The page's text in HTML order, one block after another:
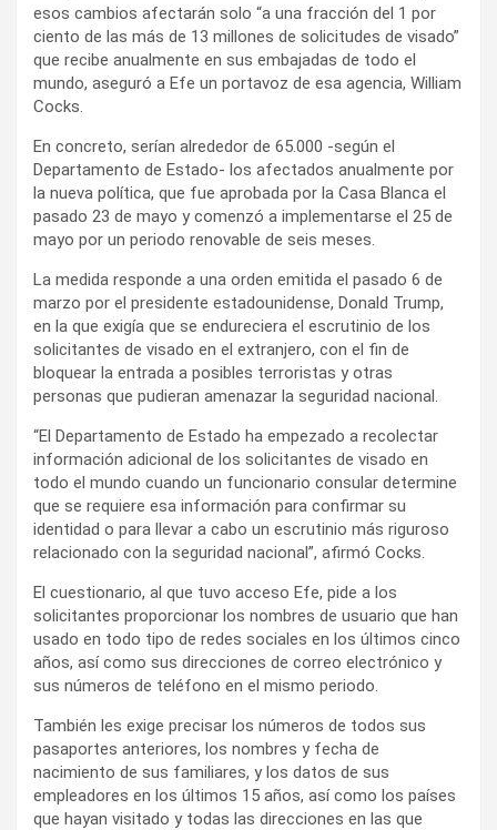
esos cambios afectarán solo “a una fracción del 1 por
ciento de las más de 13 millones de solicitudes de visado”
que recibe anualmente en sus embajadas de todo el
mundo, aseguró a Efe un portavoz de esa agencia, William
Cocks.
En concreto, serían alrededor de 65.000 -según el
Departamento de Estado- los afectados anualmente por
la nueva política, que fue aprobada por la Casa Blanca el
pasado 23 de mayo y comenzó a implementarse el 25 de
mayo por un periodo renovable de seis meses.
La medida responde a una orden emitida el pasado 6 de
marzo por el presidente estadounidense, Donald Trump,
en la que exigía que se endureciera el escrutinio de los
solicitantes de visado en el extranjero, con el fin de
bloquear la entrada a posibles terroristas y otras
personas que pudieran amenazar la seguridad nacional.
“El Departamento de Estado ha empezado a recolectar
información adicional de los solicitantes de visado en
todo el mundo cuando un funcionario consular determine
que se requiere esa información para confirmar su
identidad o para llevar a cabo un escrutinio más riguroso
relacionado con la seguridad nacional”, afirmó Cocks.
El cuestionario, al que tuvo acceso Efe, pide a los
solicitantes proporcionar los nombres de usuario que han
usado en todo tipo de redes sociales en los últimos cinco
años, así como sus direcciones de correo electrónico y
sus números de teléfono en el mismo periodo.
También les exige precisar los números de todos sus
pasaportes anteriores, los nombres y fecha de
nacimiento de sus familiares, y los datos de sus
empleadores en los últimos 15 años, así como los países
que hayan visitado y todas las direcciones en las que